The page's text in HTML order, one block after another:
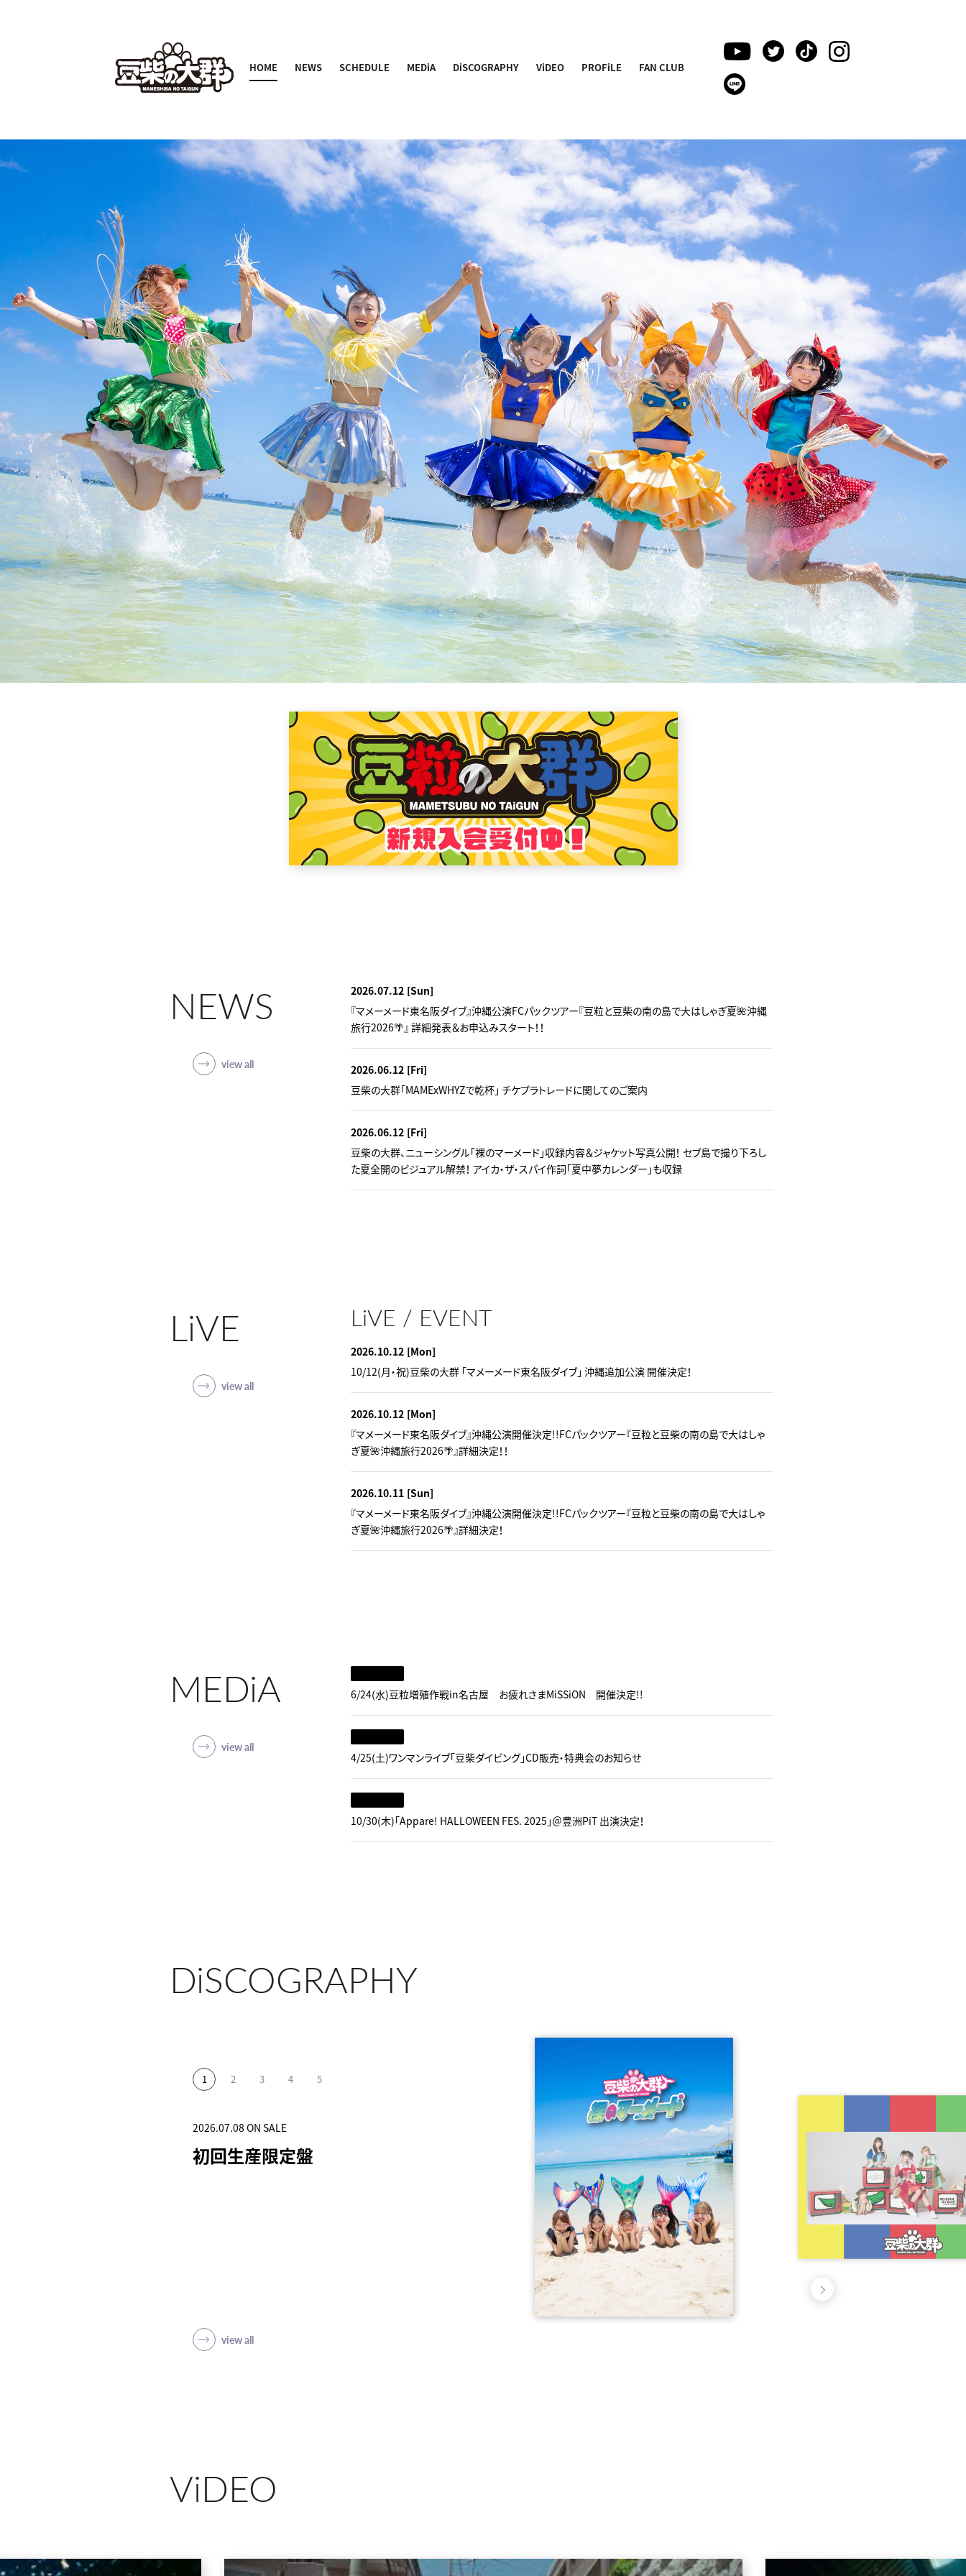
HOME NEWS SCHEDULE MEDiA DiSCOGRAPHY ViDEO PROFiLE FAN CLUB
NEWS
view all
2026.07.12 [Sun]
『マメーメード東名阪ダイブ』沖縄公演FCパックツアー『豆粒と豆柴の南の島で大はしゃぎ夏🌺沖縄
旅行2026🌴』 詳細発表＆お申込みスタート！！
2026.06.12 [Fri]
豆柴の大群「MAMExWHYZで乾杯」 チケプラトレードに関してのご案内
2026.06.12 [Fri]
豆柴の大群、ニューシングル「裸のマーメード」収録内容＆ジャケット写真公開！ セブ島で撮り下ろし
た夏全開のビジュアル解禁！ アイカ・ザ・スパイ作詞「夏中夢カレンダー」も収録
LiVE
view all
LiVE / EVENT
2026.10.12 [Mon]
10/12(月・祝)豆柴の大群 「マメーメード東名阪ダイブ」 沖縄追加公演 開催決定！
2026.10.12 [Mon]
『マメーメード東名阪ダイブ』沖縄公演開催決定!!FCパックツアー『豆粒と豆柴の南の島で大はしゃ
ぎ夏🌺沖縄旅行2026🌴』詳細決定！！
2026.10.11 [Sun]
『マメーメード東名阪ダイブ』沖縄公演開催決定!!FCパックツアー『豆粒と豆柴の南の島で大はしゃ
ぎ夏🌺沖縄旅行2026🌴』詳細決定！
MEDiA
view all
6/24(水)豆粒増殖作戦in名古屋 お疲れさまMiSSiON 開催決定!!
4/25(土)ワンマンライブ「豆柴ダイビング」CD販売・特典会のお知らせ
10/30(木)「Appare! HALLOWEEN FES. 2025」＠豊洲PiT 出演決定！
DiSCOGRAPHY
2026.07.08 ON SALE
初回生産限定盤
2025.11.12 ON SALE
初回生産限定盤
2025.06.04 ON SALE
初回生産限定盤
2024.12.25 ON SALE
突破
2024.04.03 ON SALE
初回生産限定盤(1CD＋5Blu-ray＋P
view all
ViDEO